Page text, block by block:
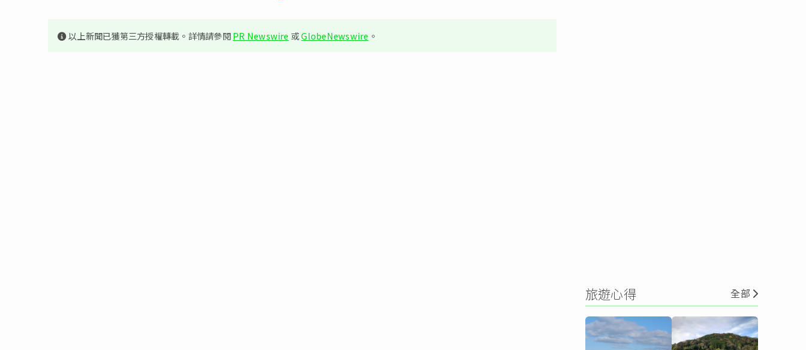
以上新聞已獲第三方授權轉載。詳情請參閱PR Newswire 或GlobeNewswire 。
旅遊心得 全部